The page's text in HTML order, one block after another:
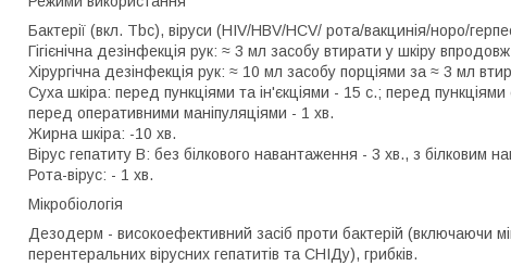
Бактерії (вкл. Tbс), віруси (HIV/HBV/НСV/ рота/вакцинія/норо/
Гігієнічна дезінфекція рук: ≈ 3 мл засобу втирати у шкіру
Хірургічна дезінфекція рук: ≈ 10 мл засобу порціями за ≈ 3 мл
Суха шкіра: перед пункціями та ін'єкціями - 15 с.; перед пункціями
перед оперативними маніпуляціями - 1 хв.
Жирна шкіра: -10 хв.
Вірус гепатиту В: без білкового навантаження - 3 хв., з білковим
Рота-вірус: - 1 хв.
Мікробіологія
Дезодерм - високоефективний засіб проти бактерій (включаючи
перентеральних вірусних гепатитів та СНІДу), грибків.